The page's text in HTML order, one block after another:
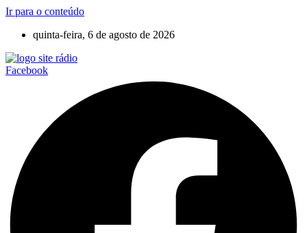
Ir para o conteúdo
quinta-feira, 6 de agosto de 2026
Facebook